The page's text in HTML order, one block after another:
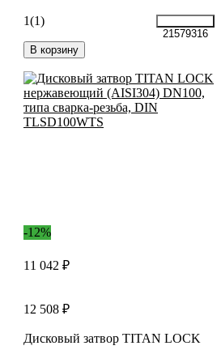
1(1)
21579316
В корзину
-12%
11 042 ₽
12 508 ₽
Дисковый затвор TITAN LOCK